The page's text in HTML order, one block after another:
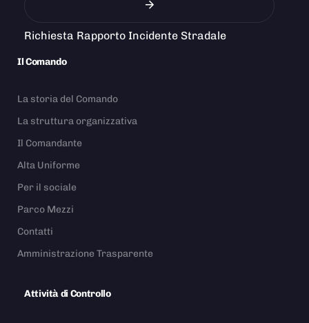
Richiesta Rapporto Incidente Stradale
Il Comando
La storia del Comando
La struttura organizzativa
Il Comandante
Alta Uniforme
Per il sociale
Parco Mezzi
Contatti
Amministrazione Trasparente
Attività di Controllo